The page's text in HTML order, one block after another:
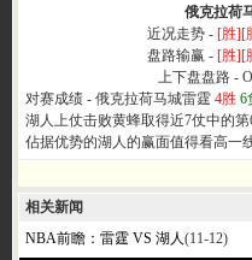
俄克拉荷
近况走势 - [胜][
盘路输赢 - [胜][
上下盘盘路 -
对赛成绩 - 俄克拉荷马城雷霆 4胜 6
湖人上仗击败黄蜂取得近7仗中的
佔据优势的湖人的赢面值得看高一线
相关新闻
NBA前瞻：雷霆 VS 湖人(11-12)